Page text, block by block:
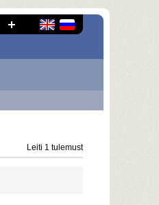
Leiti 1 tulemust